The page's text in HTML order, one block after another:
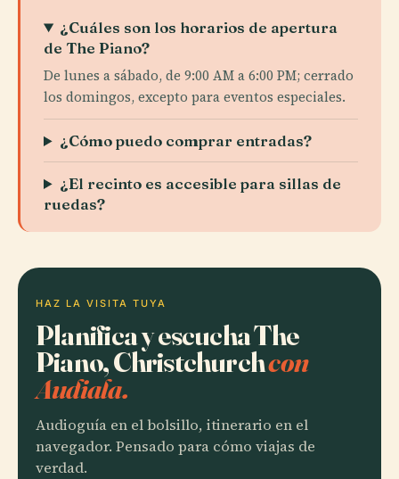
¿Cuáles son los horarios de apertura
de The Piano?
De lunes a sábado, de 9:00 AM a 6:00 PM; cerrado
los domingos, excepto para eventos especiales.
¿Cómo puedo comprar entradas?
¿El recinto es accesible para sillas de
ruedas?
HAZ LA VISITA TUYA
Planifica y escucha The
Piano, Christchurchcon
Audiala.
Audioguía en el bolsillo, itinerario en el
navegador. Pensado para cómo viajas de
verdad.